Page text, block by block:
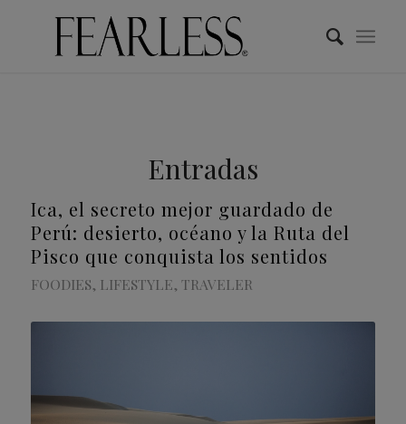
Entradas
Ica, el secreto mejor guardado de
Perú: desierto, océano y la Ruta del
Pisco que conquista los sentidos
FOODIES, LIFESTYLE, TRAVELER